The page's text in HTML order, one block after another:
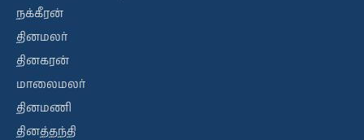
நக்கீரன்
தினமலர்
தினகரன்
மாலைமலர்
தினமணி
தினத்தந்தி